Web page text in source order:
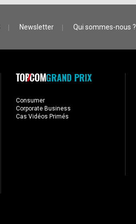
Newsletter Qui sommes-nous ?
GRAND PRIX
Consumer
Corporate Business
Cas Vidéos Primés